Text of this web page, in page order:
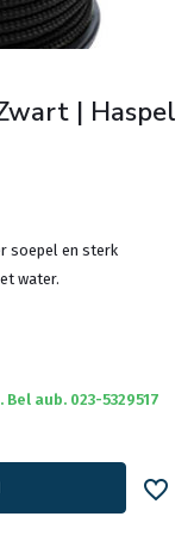
| Haspel
soepel en sterk
water.
aub. 023-5329517